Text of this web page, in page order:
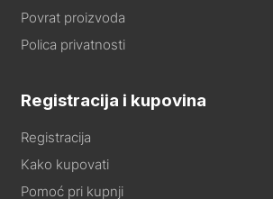
Povrat proizvoda
Polica privatnosti
Registracija i kupovina
Registracija
Kako kupovati
Pomoć pri kupnji